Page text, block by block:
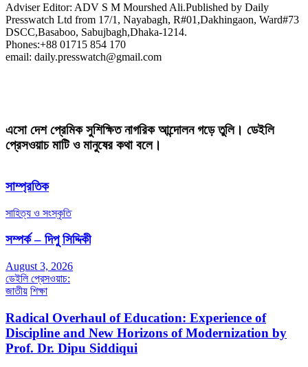
Adviser Editor: ADV S M Mourshed Ali.Published by Daily
Presswatch Ltd from 17/1, Nayabagh, R#01,Dakhingaon, Ward#73
DSCC,Basaboo, Sabujbagh,Dhaka-1214.
Phones:+88 01715 854 170
email: daily.presswatch@gmail.com
এসো দেশ প্রেমিক সুশিক্ষিত নাগরিক আন্দোলন গড়ে তুলি। ডেইলি
প্রেসওয়াচ মাটি ও মানুষের কথা বলে।
সাম্প্রতিক
সাহিত্য ও সংস্কৃতি
সম্পর্ক – দিপু সিদ্দিকী
August 3, 2026
ডেইলি প্রেসওয়াচ:
জাতীয় শিক্ষা
Radical Overhaul of Education: Experience of
Discipline and New Horizons of Modernization by
Prof. Dr. Dipu Siddiqui